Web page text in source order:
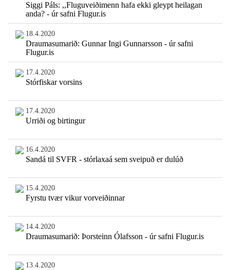
Siggi Páls: ,,Fluguveiðimenn hafa ekki gleypt heilagan
anda? - úr safni Flugur.is
18.4.2020
Draumasumarið: Gunnar Ingi Gunnarsson - úr safni
Flugur.is
17.4.2020
Stórfiskar vorsins
17.4.2020
Urriði og birtingur
16.4.2020
Sandá til SVFR - stórlaxaá sem sveipuð er dulúð
15.4.2020
Fyrstu tvær vikur vorveiðinnar
14.4.2020
Draumasumarið: Þorsteinn Ólafsson - úr safni Flugur.is
13.4.2020